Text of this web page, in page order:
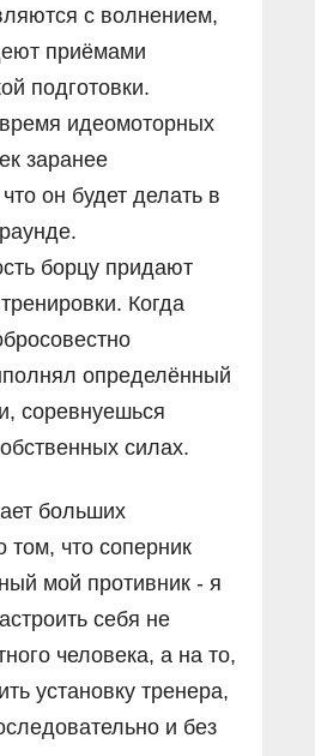
с волнением,
приёмами
подготовки.
идеомоторных
заранее
он будет делать в
борцу придают
Когда
определённый
соревнуешься
силах.
больших
том, что соперник
мой противник - я
себя не
человека, а на то,
установку тренера,
и без